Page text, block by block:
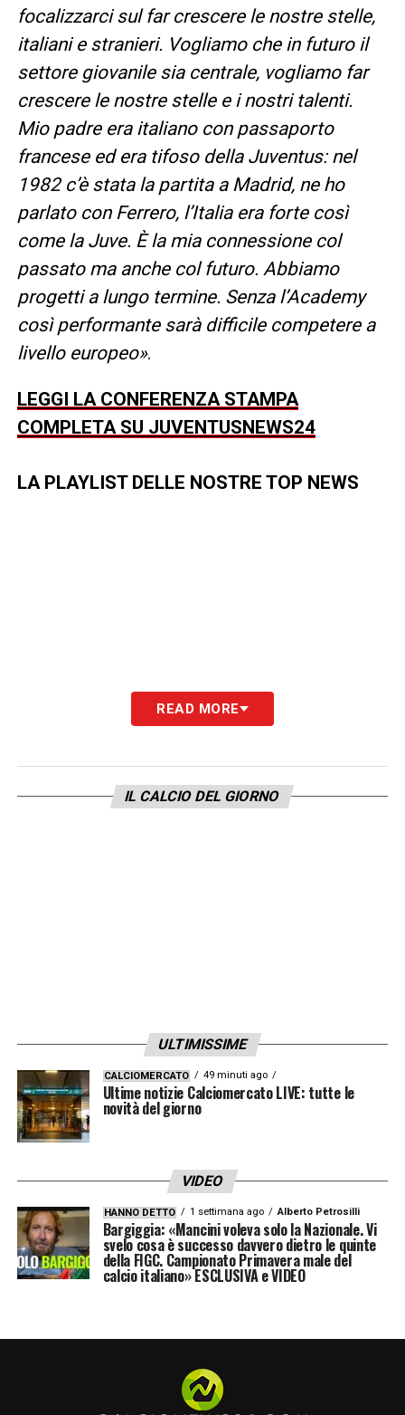
focalizzarci sul far crescere le nostre stelle,
italiani e stranieri. Vogliamo che in futuro il
settore giovanile sia centrale, vogliamo far
crescere le nostre stelle e i nostri talenti.
Mio padre era italiano con passaporto
francese ed era tifoso della Juventus: nel
1982 c’è stata la partita a Madrid, ne ho
parlato con Ferrero, l’Italia era forte così
come la Juve. È la mia connessione col
passato ma anche col futuro. Abbiamo
progetti a lungo termine. Senza l’Academy
così performante sarà difficile competere a
livello europeo».
LEGGI LA CONFERENZA STAMPA
COMPLETA SU JUVENTUSNEWS24
LA PLAYLIST DELLE NOSTRE TOP NEWS
READ MORE
IL CALCIO DEL GIORNO
ULTIMISSIME
CALCIOMERCATO 49 minuti ago
Ultime notizie Calciomercato LIVE: tutte le
novità del giorno
VIDEO
HANNO DETTO 1 settimana ago Alberto Petrosilli
Bargiggia: «Mancini voleva solo la Nazionale. Vi
svelo cosa è successo davvero dietro le quinte
della FIGC. Campionato Primavera male del
calcio italiano» ESCLUSIVA e VIDEO